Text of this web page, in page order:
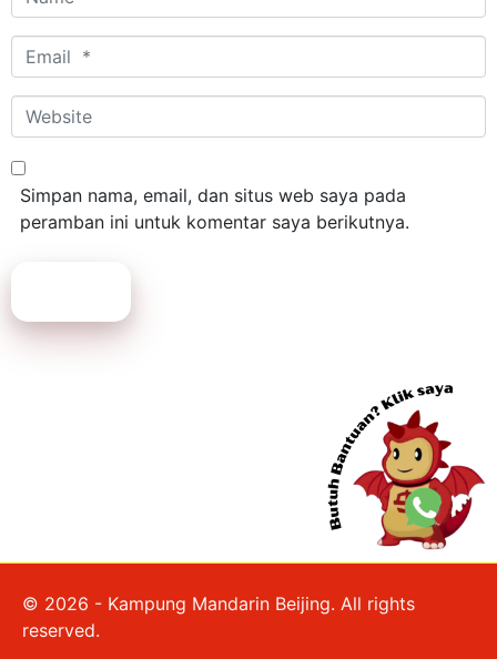
*
Email
*
Website
Simpan nama, email, dan situs web saya pada
peramban ini untuk komentar saya berikutnya.
© 2026 - Kampung Mandarin Beijing. All rights
reserved.